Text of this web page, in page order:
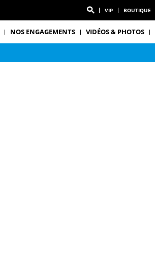
VIP BOUTIQUE
NOS ENGAGEMENTS VIDÉOS & PHOTOS